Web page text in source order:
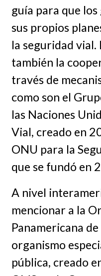
guía para que
sus propios
la seguridad
también la
través de
como son el
las Naciones
Vial, creado en
ONU para la
que se fundó en
A nivel
mencionar a la
Panamericana de
organismo
pública, creado